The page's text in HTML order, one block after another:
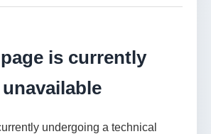
is currently
unavailable
undergoing a technical